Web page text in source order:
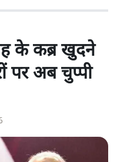
के कब्र खुदने
पर अब चुप्पी